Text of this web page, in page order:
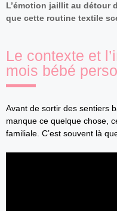
L’émotion jaillit au détour
que cette routine textile
Le contexte et
mois bébé
Avant de sortir des sentiers
manque ce quelque chose,
familiale. C’est souvent là